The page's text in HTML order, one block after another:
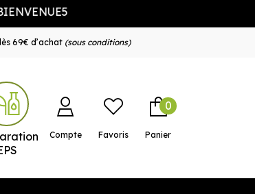
69€ d’achat (sous conditions)
Compte Favoris Panier
0